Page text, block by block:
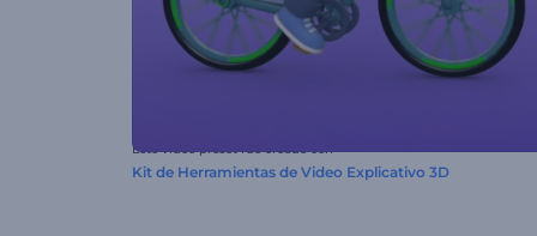
Este video preset fue creado con
Kit de Herramientas de Video Explicativo 3D